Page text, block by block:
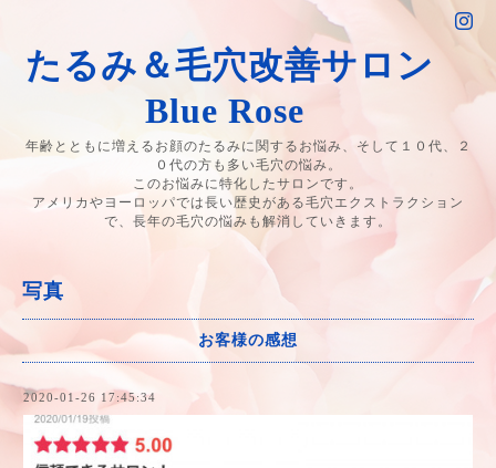
たるみ＆毛穴改善サロン
Blue Rose
年齢とともに増えるお顔のたるみに関するお悩み、そして１０代、２
０代の方も多い毛穴の悩み。
このお悩みに特化したサロンです。
アメリカやヨーロッパでは長い歴史がある毛穴エクストラクション
で、長年の毛穴の悩みも解消していきます。
写真
お客様の感想
2020-01-26 17:45:34